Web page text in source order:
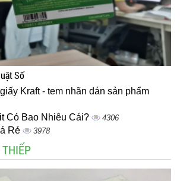
Số
Kraft - tem nhãn dán sản phẩm
Có Bao Nhiêu Cái? 4306
Rẻ 3978